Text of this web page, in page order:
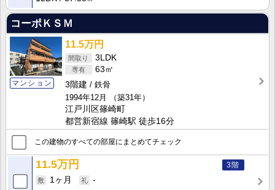
コーポＫＳＭ
マンション
11.5万円
3LDK
63㎡
3階建
鉄骨
1994年12月
（築31年）
江戸川区篠崎町
都営新宿線 篠崎駅 徒歩16分
この建物のすべての部屋にまとめてチェック
3階
11.5万円
1ヶ月 -